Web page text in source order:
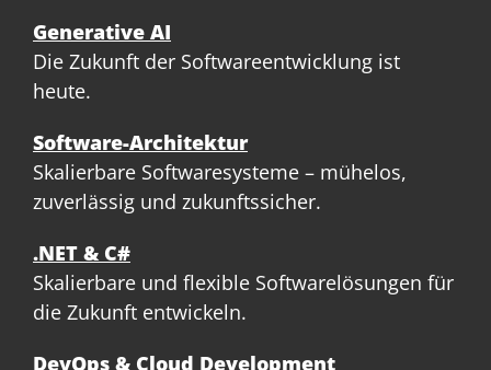
Generative AI
Die Zukunft der Softwareentwicklung ist
heute.
Software-Architektur
Skalierbare Softwaresysteme – mühelos,
zuverlässig und zukunftssicher.
.NET & C#
Skalierbare und flexible Softwarelösungen für
die Zukunft entwickeln.
DevOps & Cloud Development